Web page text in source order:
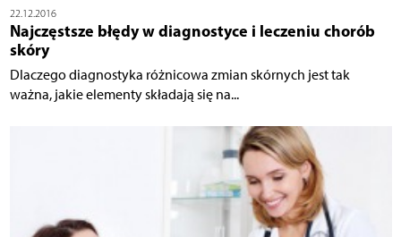
22.12.2016
Najczęstsze błędy w diagnostyce i leczeniu chorób
skóry
Dlaczego diagnostyka różnicowa zmian skórnych jest tak
ważna, jakie elementy składają się na...